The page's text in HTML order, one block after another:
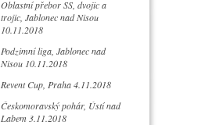
Oblastní přebor SS, dvojic a
trojic, Jablonec nad Nisou
10.11.2018
Podzimní liga, Jablonec nad
Nisou 10.11.2018
Revent Cup, Praha 4.11.2018
Českomoravský pohár, Ústí nad
Labem 3.11.2018